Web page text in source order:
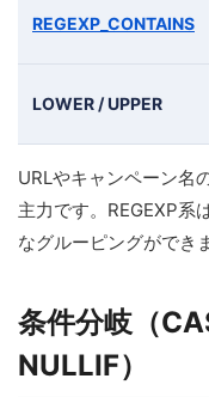
REGEXP_CONTAINS
LOWER / UPPER
URLやキャンペーン名
主力です。REGEXP系
なグルーピングができ
条件分岐（
NULLIF）